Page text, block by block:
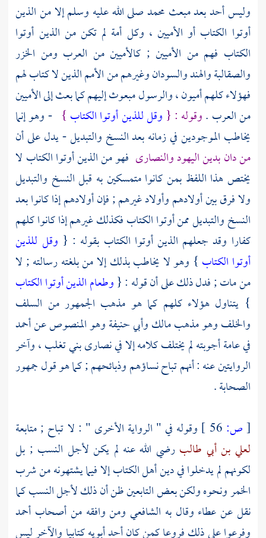
وليس أحد بعد مبعث محمدصلى الله عليه وسلم إلا من الذين
أوتوا الكتاب أو الأميين ، وكل أمة لم تكن من الذين أوتوا
الكتاب فهم من الأميين ; كالأميين من العرب ومن الخزر
والصقالبةوالهندوالسودانوغيرهم من الأمم الذين لا كتاب لهم
فهؤلاء كلهم أميون ، والرسول مبعوث إليهم كما بعث إلى الأميين
منالعرب .وقوله : { وقل للذين أوتوا الكتاب } - وهو إنما
يخاطب الموجودين في زمانه بعد النسخ والتبديل - يدل على أن
من دان بديناليهودوالنصارى فهو من الذين أوتوا الكتاب لا
يختص هذا اللفظ بمن كانوا متمسكين به قبل النسخ والتبديل
ولا فرق بين أولادهم وأولاد غيرهم ; فإن أولادهم إذا كانوا بعد
النسخ والتبديل ممن أوتوا الكتاب فكذلك غيرهم إذا كانوا كلهم
كفارا وقد جعلهم الذين أوتوا الكتاب بقوله : { وقل للذين
أوتوا الكتاب } وهو لا يخاطب بذلك إلا من بلغته رسالته ; لا
من مات ; فدل ذلك على أن قوله : {وطعام الذين أوتوا الكتاب
} يتناول هؤلاء كلهم كما هو مذهب الجمهور من السلف
والخلف وهو مذهبمالكوأبي حنيفةوهو المنصوص عنأحمد
في عامة أجوبته لم يختلف كلامه إلا فينصارى بني تغلب، وآخر
الروايتين عنه : أنهم تباح نساؤهم وذبائحهم ; كما هو قول جمهور
الصحابة.
[ص:
وقوله في " الرواية الأخرى " : لا تباح ; متابعة
لعلي بن أبي طالبرضي الله عنه لم يكن لأجل النسب ; بل
لكونهم لم يدخلوا في دينأهل الكتابإلا فيما يشتهونه من شرب
الخمر ونحوه ولكن بعض التابعين ظن أن ذلك لأجل النسب كما
نقل عنعطاء وقال به الشافعي ومن وافقه من أصحاب أحمد
وفرعوا على ذلك فروعا كمن كان أحد أبويه كتابيا والآخر ليس